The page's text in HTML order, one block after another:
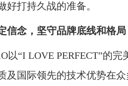
好打持久战的准备。
信念，坚守品牌底线和格局
“I LOVE PERFECT”的完
及国际领先的技术优势在